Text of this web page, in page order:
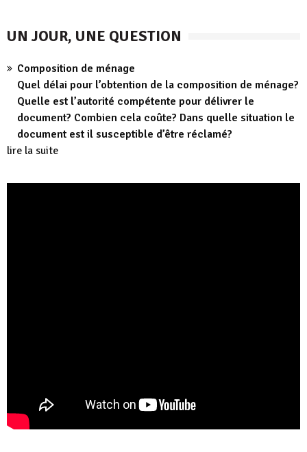
UN JOUR, UNE QUESTION
Composition de ménage
Quel délai pour l’obtention de la composition de ménage?
Quelle est l’autorité compétente pour délivrer le
document? Combien cela coûte? Dans quelle situation le
document est il susceptible d’être réclamé?
lire la suite